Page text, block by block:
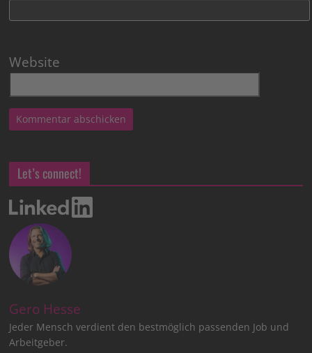
Website
Let’s connect!
Gero Hesse
Jeder Mensch verdient den bestmöglich passenden Job und
Arbeitgeber.